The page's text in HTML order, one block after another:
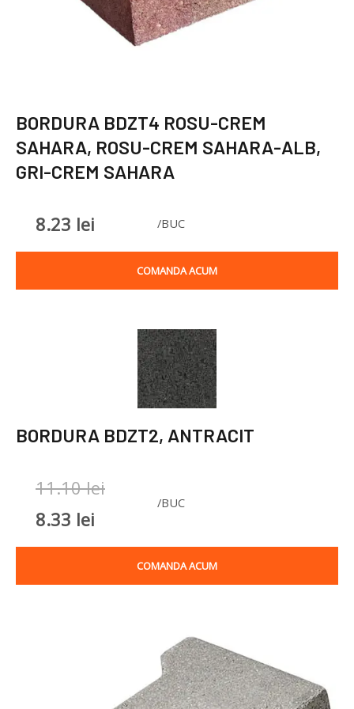
BORDURA BDZT4 ROSU-CREM
SAHARA, ROSU-CREM SAHARA-ALB,
GRI-CREM SAHARA
8.23 lei /BUC
COMANDA ACUM
BORDURA BDZT2, ANTRACIT
11.10leiP
e
ț
8.33 lei
P
e
ț
/BUC
COMANDA ACUM